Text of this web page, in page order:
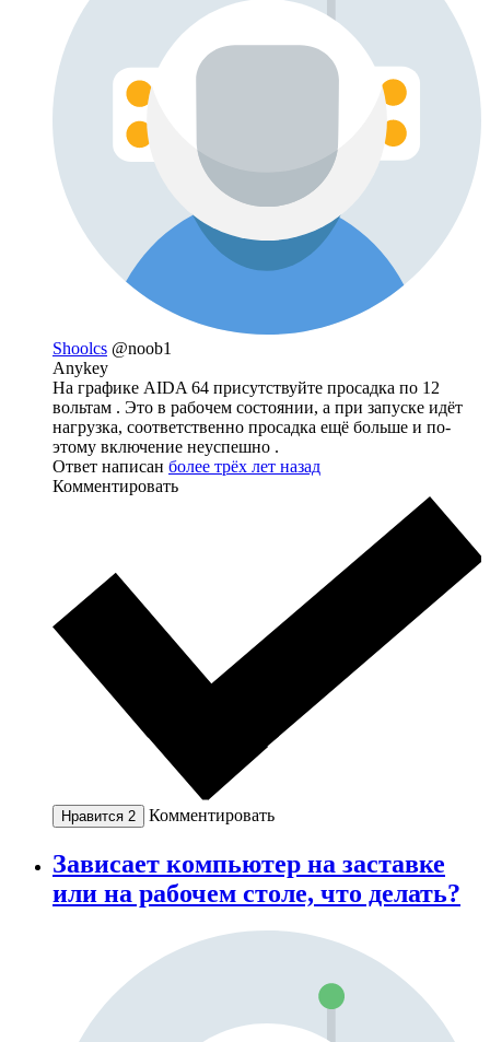
Shoolcs @noob1
Anykey
На графике AIDA 64 присутствуйте просадка по 12
вольтам . Это в рабочем состоянии, а при запуске идёт
нагрузка, соответственно просадка ещё больше и по-
этому включение неуспешно .
Ответ написан более трёх лет назад
Комментировать
Нравится 2 Комментировать
Зависает компьютер на заставке
или на рабочем столе, что делать?